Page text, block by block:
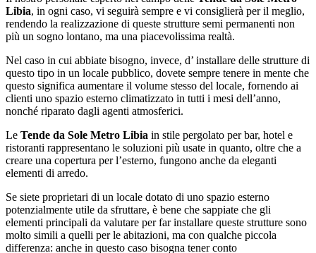
Libia, in ogni caso, vi seguirà sempre e vi consiglierà per il meglio,
rendendo la realizzazione di queste strutture semi permanenti non
più un sogno lontano, ma una piacevolissima realtà.
Nel caso in cui abbiate bisogno, invece, d’ installare delle strutture di
questo tipo in un locale pubblico, dovete sempre tenere in mente che
questo significa aumentare il volume stesso del locale, fornendo ai
clienti uno spazio esterno climatizzato in tutti i mesi dell’anno,
nonché riparato dagli agenti atmosferici.
Le Tende da Sole Metro Libia in stile pergolato per bar, hotel e
ristoranti rappresentano le soluzioni più usate in quanto, oltre che a
creare una copertura per l’esterno, fungono anche da eleganti
elementi di arredo.
Se siete proprietari di un locale dotato di uno spazio esterno
potenzialmente utile da sfruttare, è bene che sappiate che gli
elementi principali da valutare per far installare queste strutture sono
molto simili a quelli per le abitazioni, ma con qualche piccola
differenza: anche in questo caso bisogna tener conto